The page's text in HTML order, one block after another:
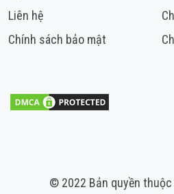
Liên hệ
Chính sách bảo mật
© 2022 Bản quyền thuộc